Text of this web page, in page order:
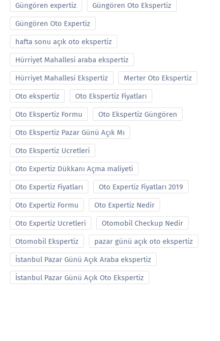
Güngören expertiz Güngören Oto Ekspertiz
Güngören Oto Expertiz
hafta sonu açık oto ekspertiz
Hürriyet Mahallesi araba ekspertiz
Hürriyet Mahallesi Ekspertiz Merter Oto Ekspertiz
Oto ekspertiz Oto Ekspertiz Fiyatları
Oto Ekspertiz Formu Oto Ekspertiz Güngören
Oto Ekspertiz Pazar Günü Açık Mı
Oto Ekspertiz Ucretleri
Oto Expertiz Dükkanı Açma maliyeti
Oto Expertiz Fiyatları Oto Expertiz Fiyatları 2019
Oto Expertiz Formu Oto Expertiz Nedir
Oto Expertiz Ucretleri Otomobil Checkup Nedir
Otomobil Ekspertiz pazar günü açık oto ekspertiz
İstanbul Pazar Günü Açık Araba ekspertiz
İstanbul Pazar Günü Açık Oto Ekspertiz